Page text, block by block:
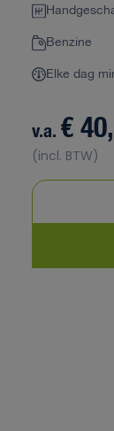
Benzine
Elke dag
v.a.€
(incl. BTW)